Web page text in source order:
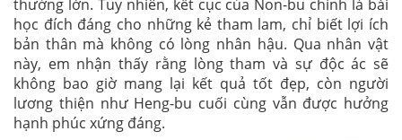
thưởng lớn. Tuy nhiên, kết cục của Non-bu chính là bài
học đích đáng cho những kẻ tham lam, chỉ biết lợi ích
bản thân mà không có lòng nhân hậu. Qua nhân vật
này, em nhận thấy rằng lòng tham và sự độc ác sẽ
không bao giờ mang lại kết quả tốt đẹp, còn người
lương thiện như Heng-bu cuối cùng vẫn được hưởng
hạnh phúc xứng đáng.